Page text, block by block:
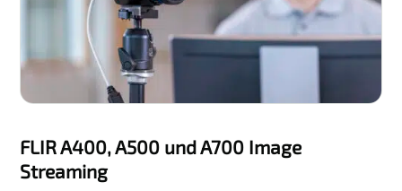
FLIR A400, A500 und A700 Image
Streaming